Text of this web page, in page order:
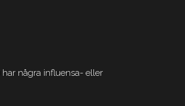
några influensa- eller